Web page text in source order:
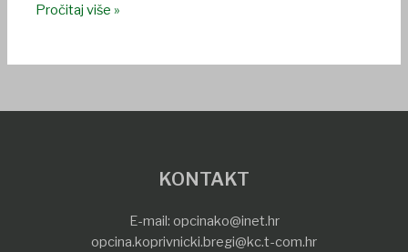
Pročitaj više »
KONTAKT
E-mail: opcinako@inet.hr
opcina.koprivnicki.bregi@kc.t-com.hr